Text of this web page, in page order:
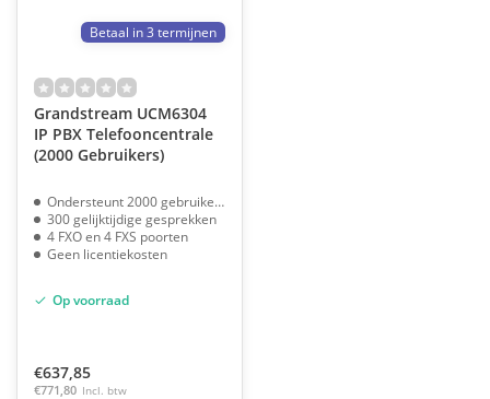
Betaal in 3 termijnen
Grandstream UCM6304
IP PBX Telefooncentrale
(2000 Gebruikers)
Ondersteunt 2000 gebruikers
300 gelijktijdige gesprekken
4 FXO en 4 FXS poorten
Geen licentiekosten
Op voorraad
€637,85
€771,80 Incl. btw